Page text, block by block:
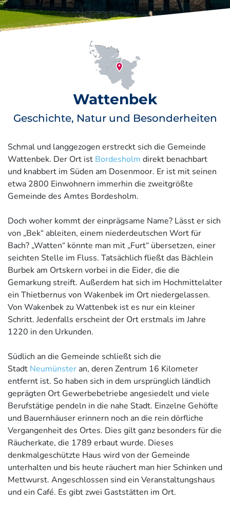
Wattenbek
Geschichte, Natur und Besonderheiten
Schmal und langgezogen erstreckt sich die Gemeinde
Wattenbek. Der Ort ist Bordesholm direkt benachbart
und knabbert im Süden am Dosenmoor. Er ist mit seinen
etwa 2800 Einwohnern immerhin die zweitgrößte
Gemeinde des Amtes Bordesholm.
Doch woher kommt der einprägsame Name? Lässt er sich
von „Bek“ ableiten, einem niederdeutschen Wort für
Bach? „Watten“ könnte man mit „Furt“ übersetzen, einer
seichten Stelle im Fluss. Tatsächlich fließt das Bächlein
Burbek am Ortskern vorbei in die Eider, die die
Gemarkung streift. Außerdem hat sich im Hochmittelalter
ein Thietbernus von Wakenbek im Ort niedergelassen.
Von Wakenbek zu Wattenbek ist es nur ein kleiner
Schritt. Jedenfalls erscheint der Ort erstmals im Jahre
1220 in den Urkunden.
Südlich an die Gemeinde schließt sich die
Stadt Neumünster an, deren Zentrum 16 Kilometer
entfernt ist. So haben sich in dem ursprünglich ländlich
geprägten Ort Gewerbebetriebe angesiedelt und viele
Berufstätige pendeln in die nahe Stadt. Einzelne Gehöfte
und Bauernhäuser erinnern noch an die rein dörfliche
Vergangenheit des Ortes. Dies gilt ganz besonders für die
Räucherkate, die 1789 erbaut wurde. Dieses
denkmalgeschützte Haus wird von der Gemeinde
unterhalten und bis heute räuchert man hier Schinken und
Mettwurst. Angeschlossen sind ein Veranstaltungshaus
und ein Café. Es gibt zwei Gaststätten im Ort.